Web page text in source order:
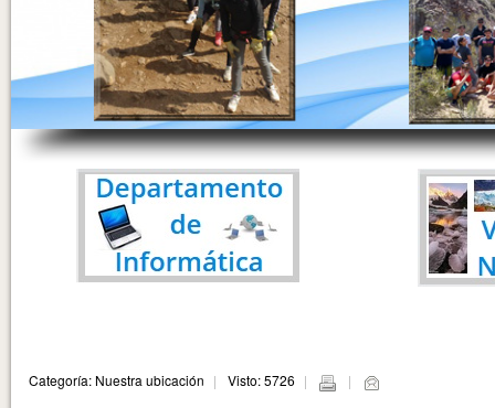
Categoría: Nuestra ubicación Visto: 5726